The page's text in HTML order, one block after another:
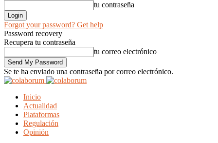
tu contraseña
Forgot your password? Get help
Password recovery
Recupera tu contraseña
tu correo electrónico
Se te ha enviado una contraseña por correo electrónico.
Inicio
Actualidad
Plataformas
Regulación
Opinión